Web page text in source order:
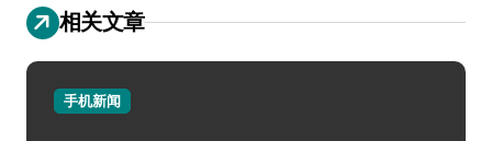
相关文章
手机新闻